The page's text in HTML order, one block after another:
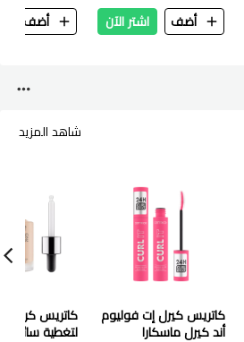
أضف
اشتر الآن
أضف
شاهد المزيد
كاتريس كيرل إت فوليوم
أند كيرل ماسكارا
كاتريس كريم
لتغطية سائلة